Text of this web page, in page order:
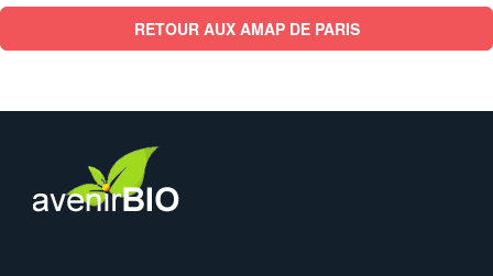
RETOUR AUX AMAP DE PARIS